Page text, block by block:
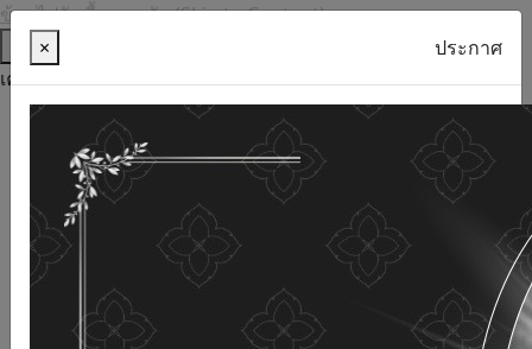
ข้ามไปยังเนื้อหาหลัก (Skip to Content)
ช่วยเหลือ
เครื่องมือการเข้าถึง
ภาษาไทย
ภาษาอังกฤษ
เพิ่มขนาดตัวอักษร
ลดขนาดตัวอักษร
ขนาดตัวอักษรปกติ
ความคมชัดสูง
ความคมชัดเชิงลบ
ความคมชัดปกติ
เปิดอ่านด้วยเสียง
× ประกาศ